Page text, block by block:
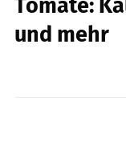
Tomate:
und mehr